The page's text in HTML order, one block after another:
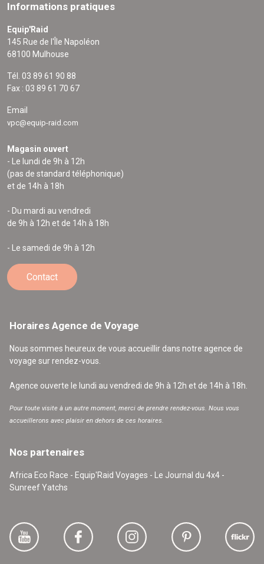
Informations pratiques
Equip'Raid
145 Rue de l'Île Napoléon
68100 Mulhouse
Tél. 03 89 61 90 88
Fax : 03 89 61 70 67
Email
vpc@equip-raid.com
Magasin ouvert
- Le lundi de 9h à 12h
(pas de standard téléphonique)
et de 14h à 18h
- Du mardi au vendredi
de 9h à 12h et de 14h à 18h
- Le samedi de 9h à 12h
Contact
Horaires Agence de Voyage
Nous sommes heureux de vous accueillir dans notre agence de
voyage sur rendez-vous.
Agence ouverte le lundi au vendredi de 9h à 12h et de 14h à 18h.
Pour toute visite à un autre moment, merci de prendre rendez-vous. Nous vous
accueillerons avec plaisir en dehors de ces horaires.
Nos partenaires
Africa Eco Race - Equip'Raid Voyages - Le Journal du 4x4 -
Sunreef Yatchs